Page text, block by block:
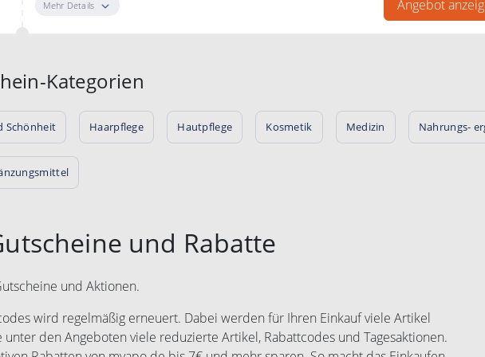
Mehr Details Angebot
Kategorien
Schönheit Haarpflege Hautpflege Kosmetik Medizin Nahrungs-
und Rabatte
und Aktionen.
wird regelmäßig erneuert. Dabei werden für Ihren Einkauf viele Artikel
den Angeboten viele reduzierte Artikel, Rabattcodes und Tagesaktionen.